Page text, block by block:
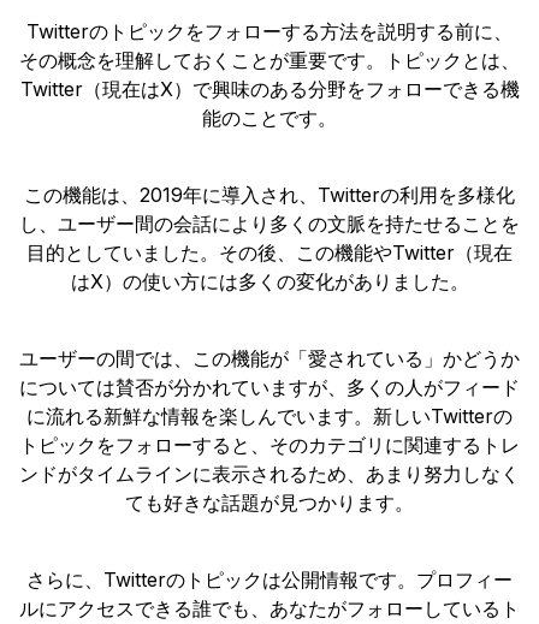
Twitterのトピックをフォローする方法を説明する前に、
その概念を理解しておくことが重要です。トピックとは、
Twitter（現在はX）で興味のある分野をフォローできる機
能のことです。
この機能は、2019年に導入され、Twitterの利用を多様化
し、ユーザー間の会話により多くの文脈を持たせることを
目的としていました。その後、この機能やTwitter（現在
はX）の使い方には多くの変化がありました。
ユーザーの間では、この機能が「愛されている」かどうか
については賛否が分かれていますが、多くの人がフィード
に流れる新鮮な情報を楽しんでいます。新しいTwitterの
トピックをフォローすると、そのカテゴリに関連するトレ
ンドがタイムラインに表示されるため、あまり努力しなく
ても好きな話題が見つかります。
さらに、Twitterのトピックは公開情報です。プロフィー
ルにアクセスできる誰でも、あなたがフォローしているト